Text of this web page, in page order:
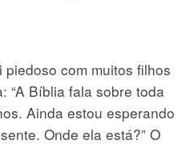
com muitos filhos
“A Bíblia fala sobre toda
Ainda estou esperando
Onde ela está?” O